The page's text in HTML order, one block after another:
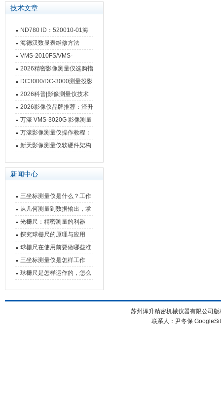
技术文章
ND780 ID：520010-01海
德汉数显表故障维修内容
海德汉数显表维修方法
VMS-2010FS/VMS-
3020FS/VMS-4030FS手动
影像测量仪技术参数
2026精密影像测量仪选购指
南 靠谱品牌一站式选型推荐
DC3000/DC-3000测量投影
仪万濠数据处理器数显表故
障维修方法
2026科普|影像测量仪技术
原理、分类及选型应用
2026影像仪品牌推荐：泽升
影像测量仪选型指南
万濠 VMS-3020G 影像测量
仪技术规格与应用解析
万濠影像测量仪操作教程：
从开机到出报告，新手也能
新天影像测量仪软硬件架构
新闻中心
三坐标测量仪是什么？工作
原理、分类与核心功能一次
讲清
从几何测量到数据输出，掌
握万濠影像测量仪的六大核
心能力
光栅尺：精密测量的利器
探究球栅尺的原理与应用
球栅尺在使用前要做哪些准
备工作？
三坐标测量仪是怎样工作
的，功能有什么优势？
球栅尺是怎样运作的，怎么
苏州泽升精密机械仪器有限公司
联系人：尹冬保